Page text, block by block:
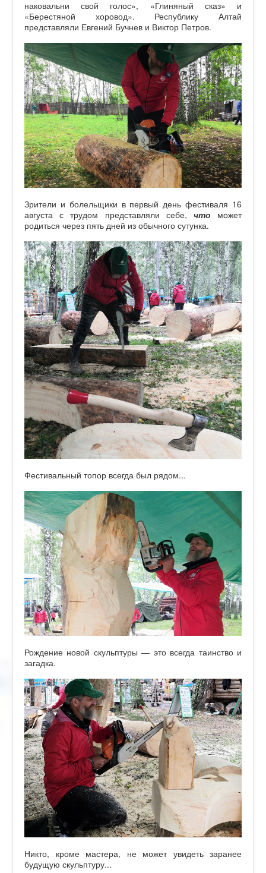
наковальни свой голос», «Глиняный сказ» и
«Берестяной хоровод». Республику Алтай
представляли Евгений Бучнев и Виктор Петров.
Зрители и болельщики в первый день фестиваля 16
августа с трудом представляли себе, что может
родиться через пять дней из обычного сутунка.
Фестивальный топор всегда был рядом...
Рождение новой скульптуры — это всегда таинство и
загадка.
Никто, кроме мастера, не может увидеть заранее
будущую скульптуру...